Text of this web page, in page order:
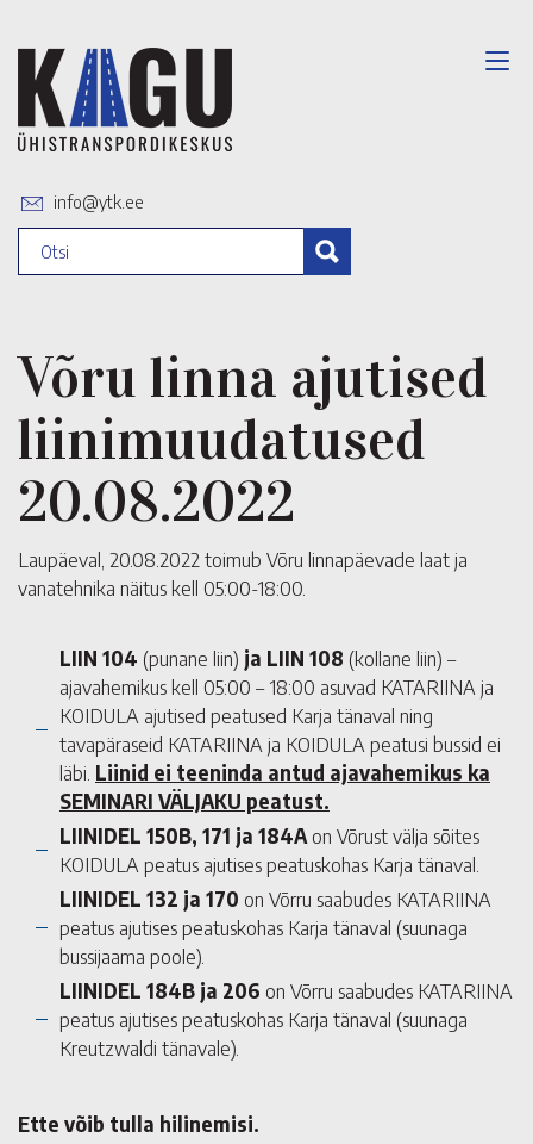
info@ytk.ee
Võru linna ajutised
liinimuudatused
20.08.2022
Laupäeval, 20.08.2022 toimub Võru linnapäevade laat ja
vanatehnika näitus kell 05:00-18:00.
LIIN 104 (punane liin) ja LIIN 108 (kollane liin) –
ajavahemikus kell 05:00 – 18:00 asuvad KATARIINA ja
KOIDULA ajutised peatused Karja tänaval ning
tavapäraseid KATARIINA ja KOIDULA peatusi bussid ei
läbi. Liinid ei teeninda antud ajavahemikus ka
SEMINARI VÄLJAKU peatust.
LIINIDEL 150B, 171 ja 184A on Võrust välja sõites
KOIDULA peatus ajutises peatuskohas Karja tänaval.
LIINIDEL 132 ja 170 on Võrru saabudes KATARIINA
peatus ajutises peatuskohas Karja tänaval (suunaga
bussijaama poole).
LIINIDEL 184B ja 206 on Võrru saabudes KATARIINA
peatus ajutises peatuskohas Karja tänaval (suunaga
Kreutzwaldi tänavale).
Ette võib tulla hilinemisi.